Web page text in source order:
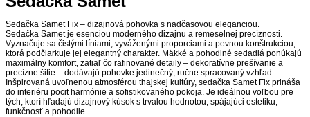
Sedačka Samet Fix – dizajnová pohovka s nadčasovou eleganciou.
Sedačka Samet je esenciou moderného dizajnu a remeselnej precíznosti.
Vyznačuje sa čistými líniami, vyváženými proporciami a pevnou konštrukciou,
ktorá podčiarkuje jej elegantný charakter. Mäkké a pohodlné sedadlá ponúkajú
maximálny komfort, zatiaľ čo rafinované detaily – dekoratívne prešívanie a
precízne šitie – dodávajú pohovke jedinečný, ručne spracovaný vzhľad.
Inšpirovaná uvoľnenou atmosférou thajskej kultúry, sedačka Samet Fix prináša
do interiéru pocit harmónie a sofistikovaného pokoja. Je ideálnou voľbou pre
tých, ktorí hľadajú dizajnový kúsok s trvalou hodnotou, spájajúci estetiku,
funkčnosť a pohodlie.